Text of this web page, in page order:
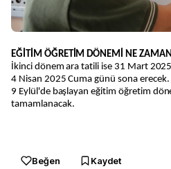
EĞİTİM ÖĞRETİM DÖNEMİ NE
İkinci dönem ara tatili ise 31 Mart
4 Nisan 2025 Cuma günü sona erecek.
9 Eylül'de başlayan eğitim öğretim
tamamlanacak.
Beğen Kaydet